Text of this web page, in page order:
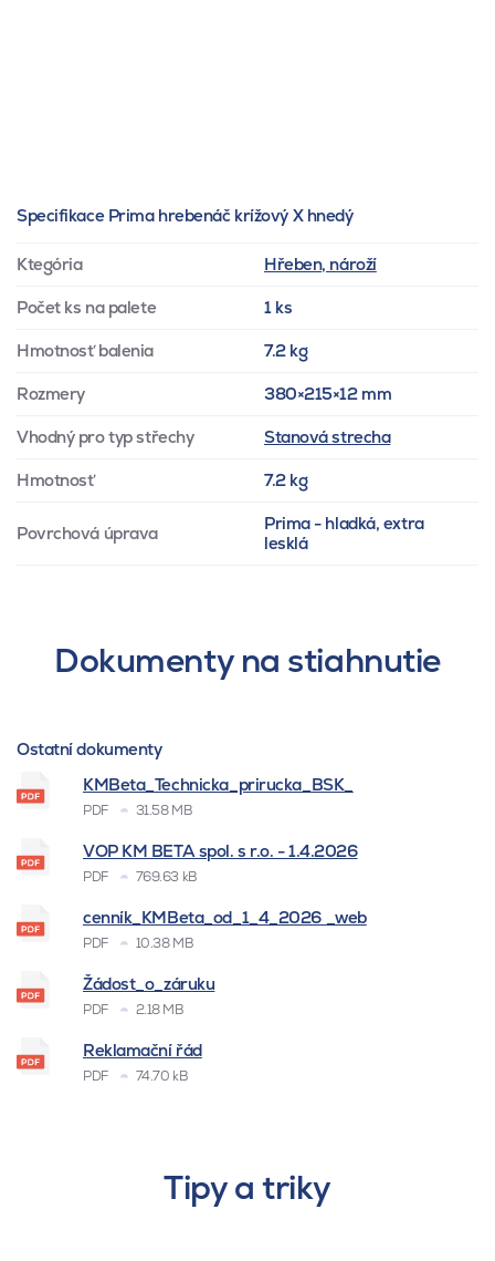
Specifikace Prima hrebenáč krížový X hnedý
Ktegória Hřeben, nároží
Počet ks na palete 1 ks
Hmotnosť balenia 7.2 kg
Rozmery 380×215×12 mm
Vhodný pro typ střechy Stanová strecha
Hmotnosť 7.2 kg
Povrchová úprava
Prima - hladká, extra
lesklá
Dokumenty na stiahnutie
Ostatní dokumenty
KMBeta_Technicka_prirucka_BSK_
PDF 31.58 MB
VOP KM BETA spol. s r.o. - 1.4.2026
PDF 769.63 kB
cenník_KMBeta_od_1_4_2026 _web
PDF 10.38 MB
Žádost_o_záruku
PDF 2.18 MB
Reklamační řád
PDF 74.70 kB
Tipy a triky